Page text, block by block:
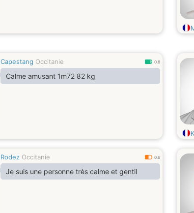
Capestang Occitanie 0.8
Calme amusant 1m72 82 kg
Rodez Occitanie 0.6
Je suis une personne très calme et gentil